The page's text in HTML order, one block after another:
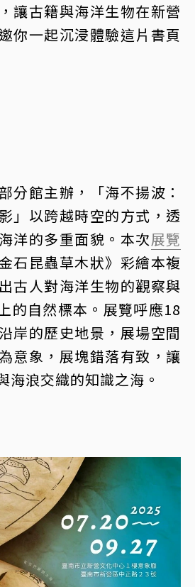
讓古籍與海洋生物在新營
你一起沉浸體驗這片書頁
分館主辦，「海不揚波：
」以跨越時空的方式，透
洋的多重面貌。本次展覽
石昆蟲草木狀》彩繪本複
古人對海洋生物的觀察與
的自然標本。展覽呼應18
岸的歷史地景，展場空間
意象，展塊錯落有致，讓
海浪交織的知識之海。